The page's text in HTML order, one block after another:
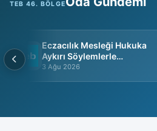
TEB 46. BÖLGE
Eczacılık Mesleği Hukuka
Aykırı Söylemlerle
İtibarsızlaştırılamaz
3 Ağu 2026